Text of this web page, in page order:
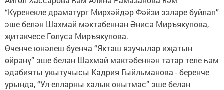
“Күренекле драматург Мирхәйдәр Фәйзи эзләре буйлап”
эше белән Шахмай мәктәбеннән Әнисә Миръякупова,
җитәкчесе Гөлүсә Миръякупова.
Өченче юнәлеш буенча “Якташ язучылар иҗатын
өйрәнү” эше белән Шахмай мәктәбеннән татар теле һәм
әдәбияты укытучысы Кадрия Гыйльманова - беренче
урында, “Ул елларны халык онытмас” эше белән